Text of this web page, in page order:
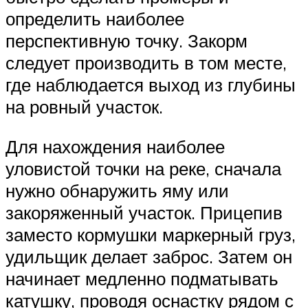
определить наиболее
перспективную точку. Закорм
следует производить в том месте,
где наблюдается выход из глубины
на ровный участок.
Для нахождения наиболее
уловистой точки на реке, сначала
нужно обнаружить яму или
закоряженный участок. Прицепив
заместо кормушки маркерный груз,
удильщик делает заброс. Затем он
начинает медленно подматывать
катушку, проводя оснастку рядом с